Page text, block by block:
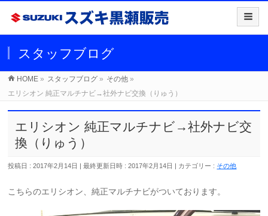
スタッフブログ
HOME » スタッフブログ » その他 »
エリシオン 純正マルチナビ→社外ナビ交換（りゅう）
エリシオン 純正マルチナビ→社外ナビ交
換（りゅう）
投稿日 : 2017年2月14日 最終更新日時 : 2017年2月14日 カテゴリー : その他
こちらのエリシオン、純正マルチナビがついております。